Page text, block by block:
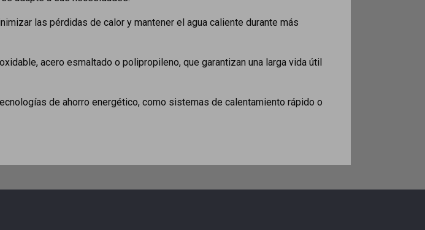
las pérdidas de calor y mantener el agua caliente durante más
acero esmaltado o polipropileno, que garantizan una larga vida útil
de ahorro energético, como sistemas de calentamiento rápido o